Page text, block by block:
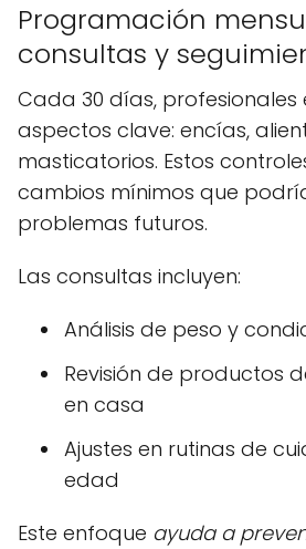
Programación
consultas y
Cada 30 días, profesionales
aspectos clave: encías,
masticatorios. Estos
cambios mínimos que
problemas futuros.
Las consultas incluyen:
Análisis de peso y
Revisión de productos
en casa
Ajustes en rutinas de
edad
Este enfoque ayuda a